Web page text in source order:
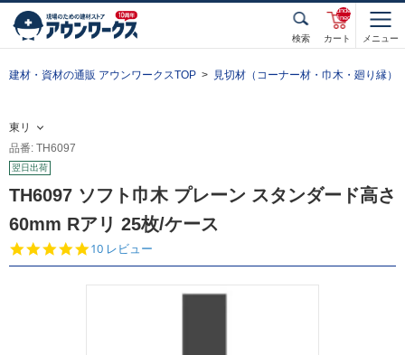
検索 カート
unde
fined
メニュー
建材・資材の通販 アウンワークスTOP 見切材（コーナー材・巾木・廻り縁）
東リ
品番: TH6097
翌日出荷
TH6097 ソフト巾木 プレーン スタンダード高さ
60mm Rアリ 25枚/ケース
4.
9
10 レビュー